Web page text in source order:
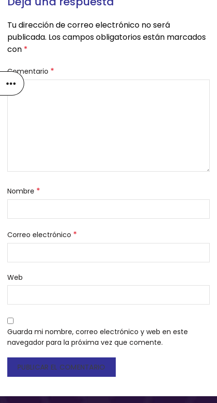
Tu dirección de correo electrónico no será
publicada. Los campos obligatorios están marcados
con *
Comentario *
Nombre *
Correo electrónico *
Web
Guarda mi nombre, correo electrónico y web en este
navegador para la próxima vez que comente.